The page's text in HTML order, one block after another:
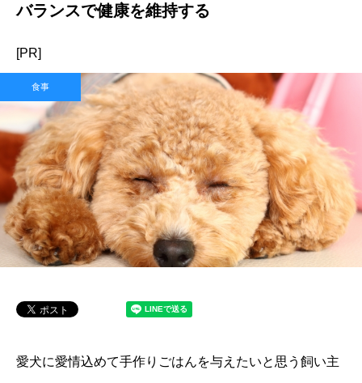
バランスで健康を維持する
[PR]
食事
愛犬に愛情込めて手作りごはんを与えたいと思う飼い主